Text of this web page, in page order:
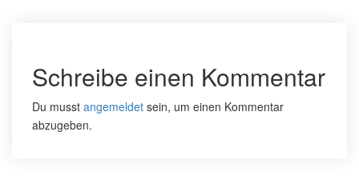
Schreibe einen Kommentar
Du musst angemeldet sein, um einen Kommentar
abzugeben.